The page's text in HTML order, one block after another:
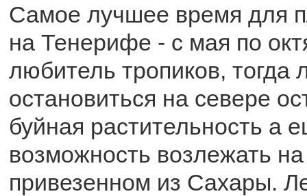
Самое лучшее время для
на Тенерифе - с мая по
любитель тропиков, тогда
остановиться на севере
буйная растительность а
возможность возлежать на
привезенном из Сахары.